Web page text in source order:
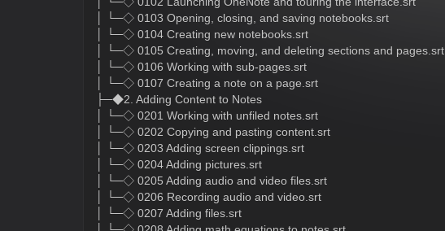
│ └─◇ 0103 Opening, closing, and saving notebooks.srt
│ └─◇ 0104 Creating new notebooks.srt
│ └─◇ 0105 Creating, moving, and deleting sections and pages.srt
│ └─◇ 0106 Working with sub-pages.srt
│ └─◇ 0107 Creating a note on a page.srt
├─◆2. Adding Content to Notes
│ └─◇ 0201 Working with unfiled notes.srt
│ └─◇ 0202 Copying and pasting content.srt
│ └─◇ 0203 Adding screen clippings.srt
│ └─◇ 0204 Adding pictures.srt
│ └─◇ 0205 Adding audio and video files.srt
│ └─◇ 0206 Recording audio and video.srt
│ └─◇ 0207 Adding files.srt